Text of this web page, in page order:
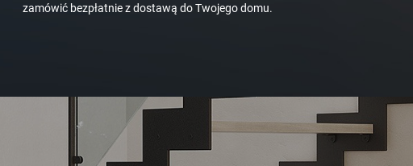
zamówić bezpłatnie z dostawą do Twojego domu.